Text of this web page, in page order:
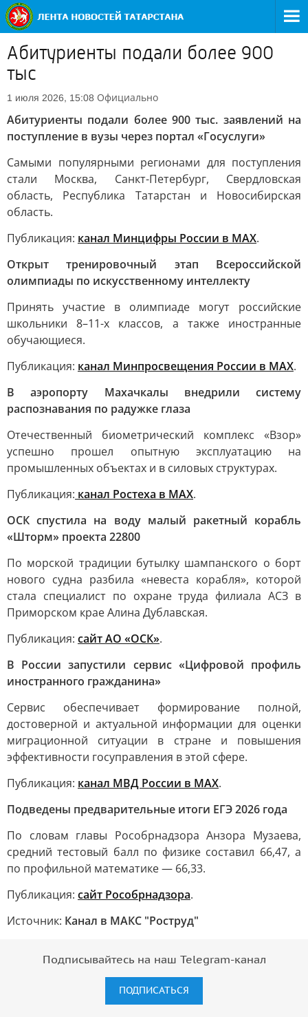
Абитуриенты подали более 900
тыс
1 июля 2026, 15:08 Официально
Абитуриенты подали более 900 тыс. заявлений на
поступление в вузы через портал «Госуслуги»
Самыми популярными регионами для поступления
стали Москва, Санкт-Петербург, Свердловская
область, Республика Татарстан и Новосибирская
область.
Публикация: канал Минцифры России в MAX.
Открыт тренировочный этап Всероссийской
олимпиады по искусственному интеллекту
Принять участие в олимпиаде могут российские
школьники 8–11-х классов, а также иностранные
обучающиеся.
Публикация: канал Минпросвещения России в MAX.
В аэропорту Махачкалы внедрили систему
распознавания по радужке глаза
Отечественный биометрический комплекс «Взор»
успешно прошел опытную эксплуатацию на
промышленных объектах и в силовых структурах.
Публикация: канал Ростеха в MAX.
ОСК спустила на воду малый ракетный корабль
«Шторм» проекта 22800
По морской традиции бутылку шампанского о борт
нового судна разбила «невеста корабля», которой
стала специалист по охране труда филиала АСЗ в
Приморском крае Алина Дублавская.
Публикация: сайт АО «ОСК».
В России запустили сервис «Цифровой профиль
иностранного гражданина»
Сервис обеспечивает формирование полной,
достоверной и актуальной информации для оценки
миграционной ситуации в стране и повышения
эффективности госуправления в этой сфере.
Публикация: канал МВД России в MAX.
Подведены предварительные итоги ЕГЭ 2026 года
По словам главы Рособрнадзора Анзора Музаева,
средний тестовый балл по физике составил 66,47, а
по профильной математике — 66,33.
Публикация: сайт Рособрнадзора.
Источник: Канал в МАКС "Роструд"
Подписывайтесь на наш Telegram-канал
ПОДПИСАТЬСЯ